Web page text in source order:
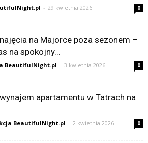
- 29 kwietnia 2026 0
na Majorce poza sezonem –
na spokojny...
BeautifulNight.pl - 3 kwietnia 2026 0
apartamentu w Tatrach na
BeautifulNight.pl - 2 kwietnia 2026 0